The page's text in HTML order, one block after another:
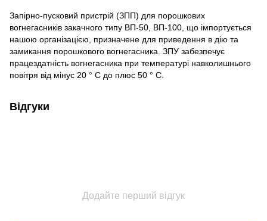
Запірно-пусковий пристрій (ЗПП) для порошкових
вогнегасників закачного типу ВП-50, ВП-100, що імпортується
нашою організацією, призначене для приведення в дію та
замикання порошкового вогнегасника. ЗПУ забезпечує
працездатність вогнегасника при температурі навколишнього
повітря від мінус 20 ° С до плюс 50 ° С.
Відгуки
Додайте перший відгук